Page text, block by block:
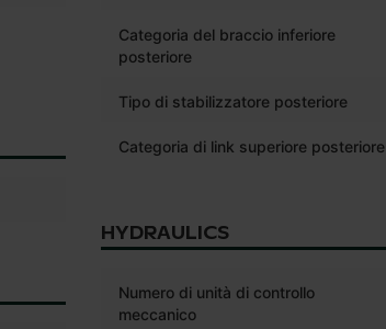
Categoria del braccio inferiore
posteriore
Tipo di stabilizzatore posteriore
Categoria di link superiore posteriore
HYDRAULICS
Numero di unità di controllo
meccanico